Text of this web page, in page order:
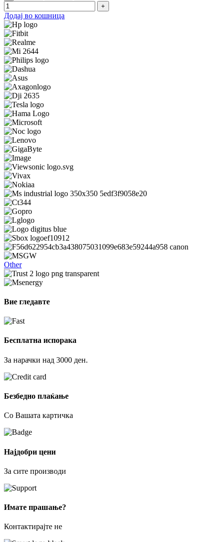
Додај во кошница
Other
Вие гледавте
Бесплатна испорака
За нарачки над 3000 ден.
Безбедно плаќање
Со Вашата картичка
Најдобри цени
За сите производи
Имате прашање?
Контактирајте не